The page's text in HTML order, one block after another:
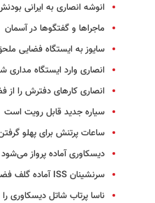
انوشه انصاری به ایرانی
ماجراها و گفتگوها در آسمان
سایوز به ایستگاه فضایی
انصاری وارد ایستگاه مداری
انصاری کارهای دفترش را از
سیاره جدید قابل رویت است
ساعات پرتنش برای پهلو
دیسکاوری آماده پرواز می‌شود
سرنشینان ISS آماده گلف فضایی می‌شوند
ناسا پرتاب شاتل دیسکاوری